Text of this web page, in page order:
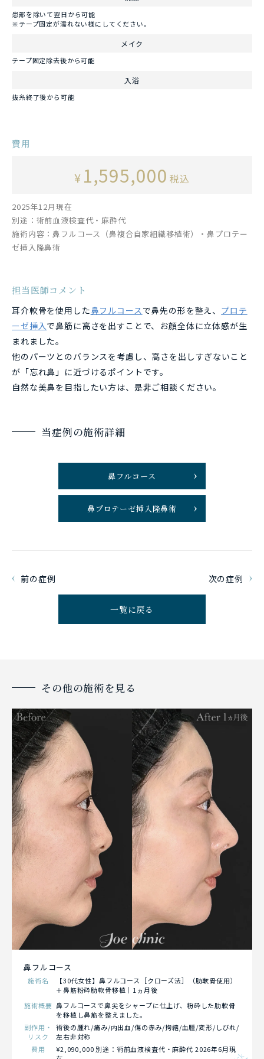
患部を除いて翌日から可能
※テープ固定が濡れない様にしてください。
メイク
テープ固定除去後から可能
入浴
抜糸終了後から可能
費用
¥ 1,595,000 税込
2025年12月現在
別途：術前血液検査代・麻酔代
施術内容：鼻フルコース（鼻複合自家組織移植術）・鼻プロテー
ゼ挿入隆鼻術
担当医師コメント
耳介軟骨を使用した鼻フルコースで鼻先の形を整え、 プロテ
ーゼ挿入で鼻筋に高さを出すことで、お顔全体に立体感が生
まれました。
他のパーツとのバランスを考慮し、高さを出しすぎないこと
が「忘れ鼻」に近づけるポイントです。
自然な美鼻を目指したい方は、是非ご相談ください。
当症例の施術詳細
鼻フルコース
鼻プロテーゼ挿入隆鼻術
前の症例 次の症例
一覧に戻る
その他の施術を見る
鼻フルコース
施術名
【30代女性】鼻フルコース［クローズ法］（肋軟骨使用）
＋鼻筋粉砕肋軟骨移植｜1ヵ月後
施術概要 鼻フルコースで鼻尖をシャープに仕上げ、粉砕した肋軟骨
を移植し鼻筋を整えました。
副作用・
リスク
術後の腫れ/痛み/内出血/傷の赤み/拘縮/血腫/変形/しびれ/
左右非対称
費用
¥2,090,000 別途：術前血液検査代・麻酔代 2026年6月現